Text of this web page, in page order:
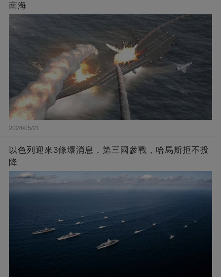
南海
2024/05/21
以色列迎來3條壞消息，第三國參戰，哈馬斯拒不投
降